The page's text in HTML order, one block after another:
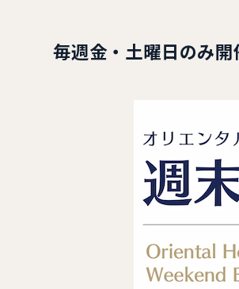
毎週金・土曜日のみ開